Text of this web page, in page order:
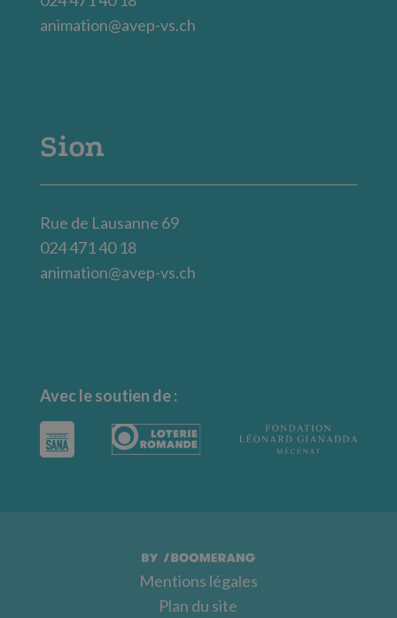
animation@avep-vs.ch
Sion
Rue de Lausanne 69
024 471 40 18
animation@avep-vs.ch
Avec le soutien de :
Mentions légales
Plan du site